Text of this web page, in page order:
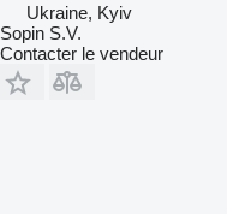
Ukraine, Kyiv
Sopin S.V.
Contacter le vendeur